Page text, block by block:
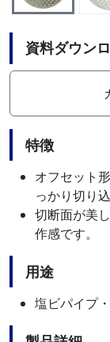
資料ダウン
特徴
オフセット
っかり切り
切断面が美
作感です。
用途
塩ビパイプ